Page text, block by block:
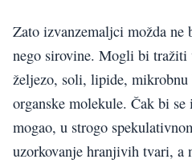
Zato izvanzemaljci možda
nego sirovine. Mogli bi tražiti
željezo, soli, lipide, mikrobnu
organske molekule. Čak bi
mogao, u strogo
uzorkovanje hranjivih tvari, a